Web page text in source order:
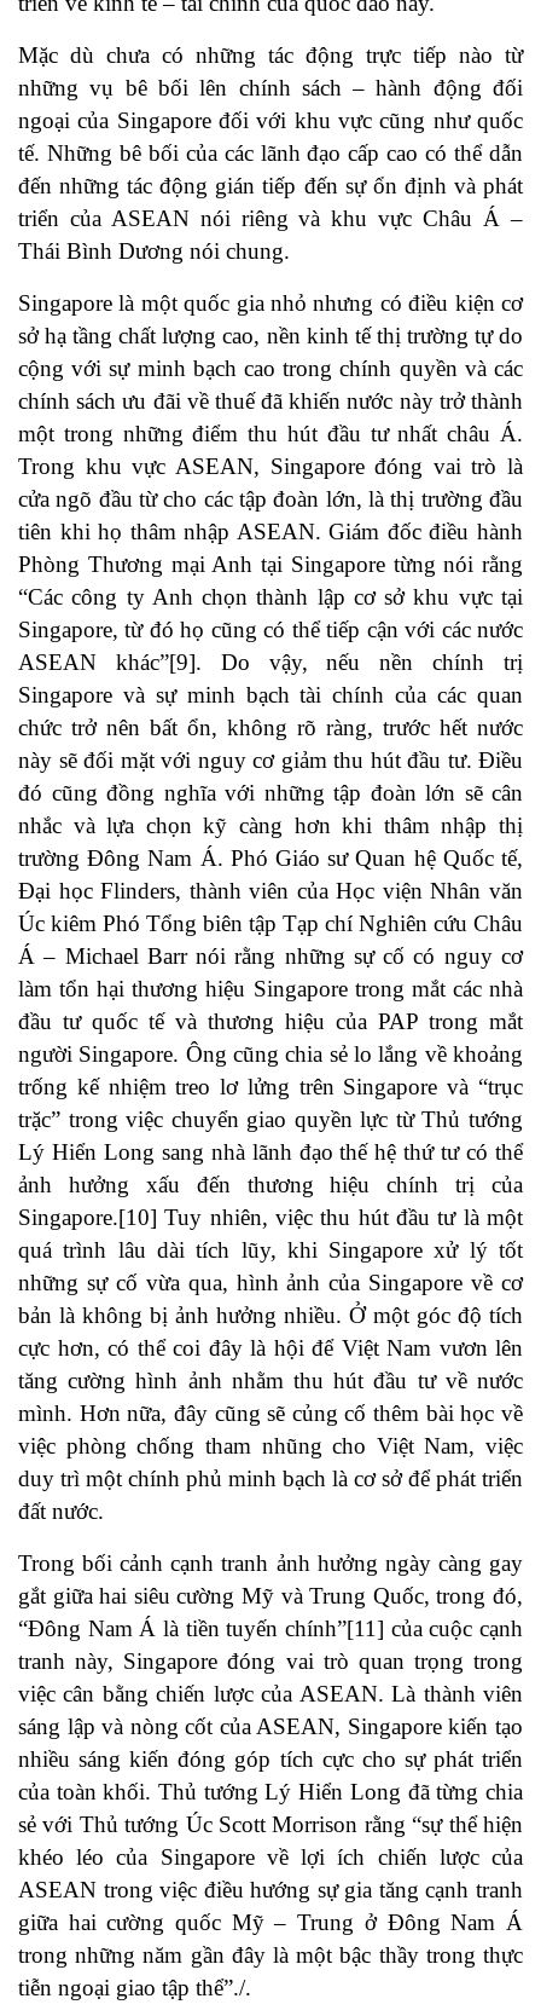
Mặc dù chưa có những tác động trực tiếp nào từ
những vụ bê bối lên chính sách – hành động đối
ngoại của Singapore đối với khu vực cũng như quốc
tế. Những bê bối của các lãnh đạo cấp cao có thể dẫn
đến những tác động gián tiếp đến sự ổn định và phát
triển của ASEAN nói riêng và khu vực Châu Á –
Thái Bình Dương nói chung.
Singapore là một quốc gia nhỏ nhưng có điều kiện cơ
sở hạ tầng chất lượng cao, nền kinh tế thị trường tự do
cộng với sự minh bạch cao trong chính quyền và các
chính sách ưu đãi về thuế đã khiến nước này trở thành
một trong những điểm thu hút đầu tư nhất châu Á.
Trong khu vực ASEAN, Singapore đóng vai trò là
cửa ngõ đầu từ cho các tập đoàn lớn, là thị trường đầu
tiên khi họ thâm nhập ASEAN. Giám đốc điều hành
Phòng Thương mại Anh tại Singapore từng nói rằng
“Các công ty Anh chọn thành lập cơ sở khu vực tại
Singapore, từ đó họ cũng có thể tiếp cận với các nước
ASEAN khác”[9]. Do vậy, nếu nền chính trị
Singapore và sự minh bạch tài chính của các quan
chức trở nên bất ổn, không rõ ràng, trước hết nước
này sẽ đối mặt với nguy cơ giảm thu hút đầu tư. Điều
đó cũng đồng nghĩa với những tập đoàn lớn sẽ cân
nhắc và lựa chọn kỹ càng hơn khi thâm nhập thị
trường Đông Nam Á. Phó Giáo sư Quan hệ Quốc tế,
Đại học Flinders, thành viên của Học viện Nhân văn
Úc kiêm Phó Tổng biên tập Tạp chí Nghiên cứu Châu
Á – Michael Barr nói rằng những sự cố có nguy cơ
làm tổn hại thương hiệu Singapore trong mắt các nhà
đầu tư quốc tế và thương hiệu của PAP trong mắt
người Singapore. Ông cũng chia sẻ lo lắng về khoảng
trống kế nhiệm treo lơ lửng trên Singapore và “trục
trặc” trong việc chuyển giao quyền lực từ Thủ tướng
Lý Hiển Long sang nhà lãnh đạo thế hệ thứ tư có thể
ảnh hưởng xấu đến thương hiệu chính trị của
Singapore.[10] Tuy nhiên, việc thu hút đầu tư là một
quá trình lâu dài tích lũy, khi Singapore xử lý tốt
những sự cố vừa qua, hình ảnh của Singapore về cơ
bản là không bị ảnh hưởng nhiều. Ở một góc độ tích
cực hơn, có thể coi đây là hội để Việt Nam vươn lên
tăng cường hình ảnh nhằm thu hút đầu tư về nước
mình. Hơn nữa, đây cũng sẽ củng cố thêm bài học về
việc phòng chống tham nhũng cho Việt Nam, việc
duy trì một chính phủ minh bạch là cơ sở để phát triển
đất nước.
Trong bối cảnh cạnh tranh ảnh hưởng ngày càng gay
gắt giữa hai siêu cường Mỹ và Trung Quốc, trong đó,
“Đông Nam Á là tiền tuyến chính”[11] của cuộc cạnh
tranh này, Singapore đóng vai trò quan trọng trong
việc cân bằng chiến lược của ASEAN. Là thành viên
sáng lập và nòng cốt của ASEAN, Singapore kiến tạo
nhiều sáng kiến đóng góp tích cực cho sự phát triển
của toàn khối. Thủ tướng Lý Hiển Long đã từng chia
sẻ với Thủ tướng Úc Scott Morrison rằng “sự thể hiện
khéo léo của Singapore về lợi ích chiến lược của
ASEAN trong việc điều hướng sự gia tăng cạnh tranh
giữa hai cường quốc Mỹ – Trung ở Đông Nam Á
trong những năm gần đây là một bậc thầy trong thực
tiễn ngoại giao tập thể”./.